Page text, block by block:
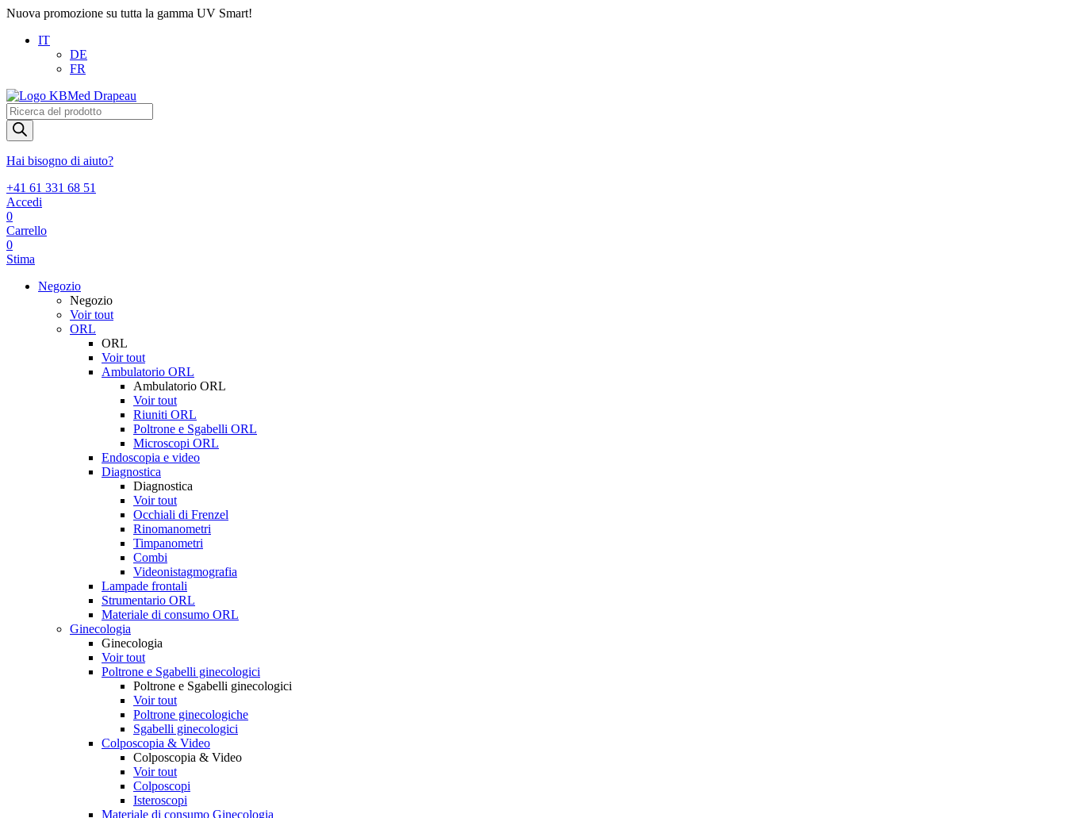
Nuova promozione su tutta la gamma UV Smart!
IT
DE
FR
Products
search
Hai bisogno di aiuto?
+41 61 331 68 51
Accedi
0
Carrello
0
Stima
Negozio
Negozio
Voir tout
ORL
ORL
Voir tout
Ambulatorio ORL
Ambulatorio ORL
Voir tout
Riuniti ORL
Poltrone e Sgabelli ORL
Microscopi ORL
Endoscopia e video
Diagnostica
Diagnostica
Voir tout
Occhiali di Frenzel
Rinomanometri
Timpanometri
Combi
Videonistagmografia
Lampade frontali
Strumentario ORL
Materiale di consumo ORL
Ginecologia
Ginecologia
Voir tout
Poltrone e Sgabelli ginecologici
Poltrone e Sgabelli ginecologici
Voir tout
Poltrone ginecologiche
Sgabelli ginecologici
Colposcopia & Video
Colposcopia & Video
Voir tout
Colposcopi
Isteroscopi
Materiale di consumo Ginecologia